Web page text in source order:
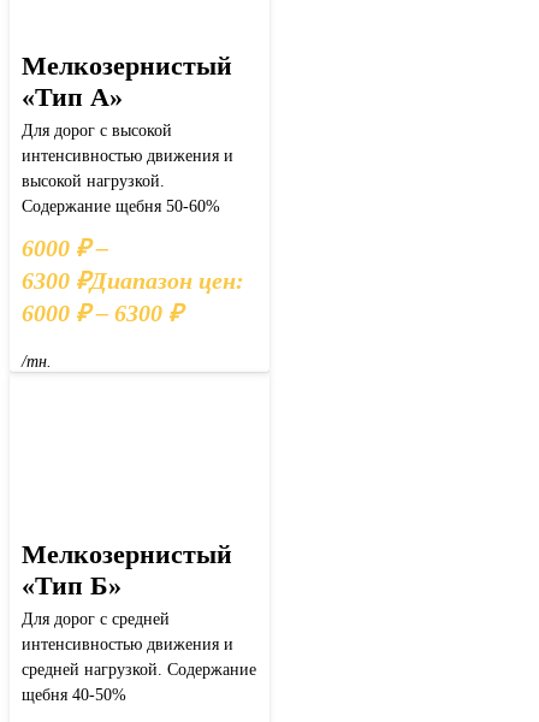
Мелкозернистый
«Тип А»
Для дорог с высокой
интенсивностью движения и
высокой нагрузкой.
Содержание щебня 50-60%
6000 ₽ –
6300 ₽Диапазон цен:
6000 ₽ – 6300 ₽
/тн.
Мелкозернистый
«Тип Б»
Для дорог с средней
интенсивностью движения и
средней нагрузкой. Содержание
щебня 40-50%